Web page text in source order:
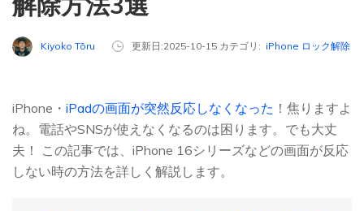
Kiyoko Tōru 更新日:2025-10-15 カテゴリ: iPhone ロック解除
iPhone・ iPadの画面が突然反応しなくなった ！焦りますよ
ね。電話やSNSが使えなくなるのは困ります。でも大丈
夫！ この記事では、iPhone 16シリーズなどの画面が反応
しない時の方法を詳しく解説します。